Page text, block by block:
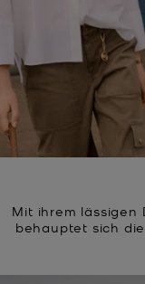
Mit ihrem lässigen
behauptet sich